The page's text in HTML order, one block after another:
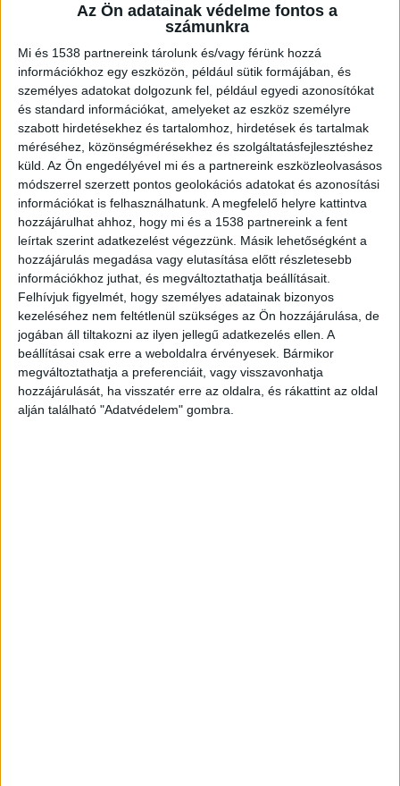
Az Ön adatainak védelme fontos a
számunkra
Mi és 1538 partnereink tárolunk és/vagy férünk hozzá
információkhoz egy eszközön, például sütik formájában, és
személyes adatokat dolgozunk fel, például egyedi azonosítókat
és standard információkat, amelyeket az eszköz személyre
szabott hirdetésekhez és tartalomhoz, hirdetések és tartalmak
méréséhez, közönségmérésekhez és szolgáltatásfejlesztéshez
küld. Az Ön engedélyével mi és a partnereink eszközleolvasásos
módszerrel szerzett pontos geolokációs adatokat és azonosítási
információkat is felhasználhatunk. A megfelelő helyre kattintva
hozzájárulhat ahhoz, hogy mi és a 1538 partnereink a fent
leírtak szerint adatkezelést végezzünk. Másik lehetőségként a
hozzájárulás megadása vagy elutasítása előtt részletesebb
információkhoz juthat, és megváltoztathatja beállításait.
Felhívjuk figyelmét, hogy személyes adatainak bizonyos
kezeléséhez nem feltétlenül szükséges az Ön hozzájárulása, de
jogában áll tiltakozni az ilyen jellegű adatkezelés ellen. A
beállításai csak erre a weboldalra érvényesek. Bármikor
megváltoztathatja a preferenciáit, vagy visszavonhatja
hozzájárulását, ha visszatér erre az oldalra, és rákattint az oldal
alján található "Adatvédelem" gombra.
ZENE
A legfrissebb megjelenések első kézből!
SZÓLÓBAN IS ÓRIÁSI EDM-
HIMNUSZT TUD VILLANTANI ELLIE
GOULDING
A LEGROSSZABB LÁNY
AMERIKÁBAN: SLAYYYTER ÚJ
FEJEZETET NYIT A MOCSKOS